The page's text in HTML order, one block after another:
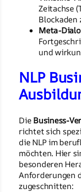
Zeitachse
Blockaden
Meta-
und
NLP
Die Business-
richtet sich
die NLP im
möchten. Hier
besonderen
Anforderungen
zugeschnitten: